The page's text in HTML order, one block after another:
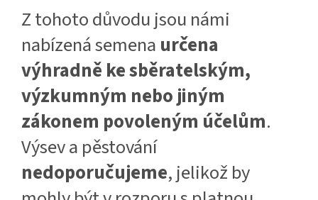
Z tohoto důvodu jsou námi
nabízená semena určena
výhradně ke sběratelským,
výzkumným nebo jiným
zákonem povoleným účelům.
Výsev a pěstování
nedoporučujeme, jelikož by